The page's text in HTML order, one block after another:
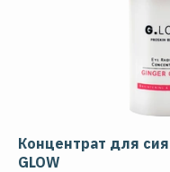
Концентрат для
GLOW